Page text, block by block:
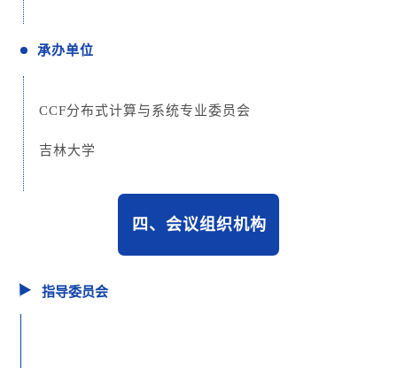
承办单位
CCF分布式计算与系统专业委员会
吉林大学
四、 会议组织机构
指导委员会